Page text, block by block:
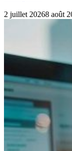
2 juillet 20268 août